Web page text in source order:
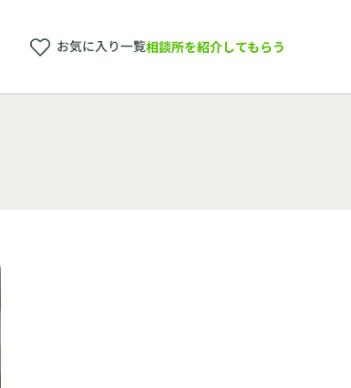
お気に入り一覧相談所を紹介してもらう